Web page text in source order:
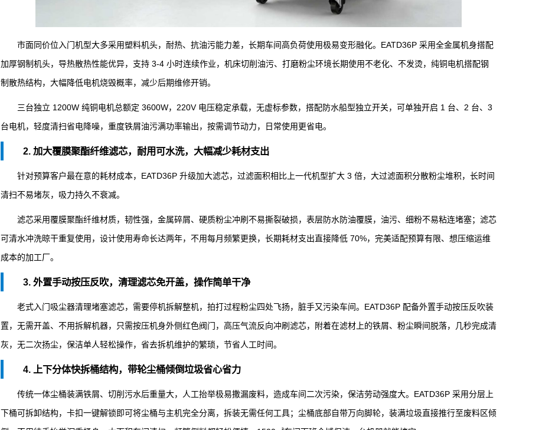
市面同价位入门机型大多采用塑料机头，耐热、抗油污能力差，长期车间高负荷使用极易变形融化。EATD36P 采用全金属机身搭配
加厚钢制机头，导热散热性能优异，支持 3-4 小时连续作业，机床切削油污、打磨粉尘环境长期使用不老化、不发烫，纯铜电机搭配钢
制散热结构，大幅降低电机烧毁概率，减少后期维修开销。
三台独立 1200W 纯铜电机总额定 3600W，220V 电压稳定承载，无虚标参数，搭配防水船型独立开关，可单独开启 1 台、2 台、3
台电机，轻度清扫省电降噪，重度铁屑油污满功率输出，按需调节动力，日常使用更省电。
2. 加大覆膜聚酯纤维滤芯，耐用可水洗，大幅减少耗材支出
针对预算客户最在意的耗材成本，EATD36P 升级加大滤芯，过滤面积相比上一代机型扩大 3 倍，大过滤面积分散粉尘堆积，长时间
清扫不易堵灰，吸力持久不衰减。
滤芯采用覆膜聚酯纤维材质，韧性强，金属碎屑、硬质粉尘冲刷不易撕裂破损，表层防水防油覆膜，油污、细粉不易粘连堵塞；滤芯
可清水冲洗晾干重复使用，设计使用寿命长达两年，不用每月频繁更换，长期耗材支出直接降低 70%，完美适配预算有限、想压缩运维
成本的加工厂。
3. 外置手动按压反吹，清理滤芯免开盖，操作简单干净
老式入门吸尘器清理堵塞滤芯，需要停机拆解整机，拍打过程粉尘四处飞扬，脏手又污染车间。EATD36P 配备外置手动按压反吹装
置，无需开盖、不用拆解机器，只需按压机身外侧红色阀门，高压气流反向冲刷滤芯，附着在滤材上的铁屑、粉尘瞬间脱落，几秒完成清
灰，无二次扬尘，保洁单人轻松操作，省去拆机维护的繁琐，节省人工时间。
4. 上下分体快拆桶结构，带轮尘桶倾倒垃圾省心省力
传统一体尘桶装满铁屑、切削污水后重量大，人工抬举极易撒漏废料，造成车间二次污染，保洁劳动强度大。EATD36P 采用分层上
下桶可拆卸结构，卡扣一键解锁即可将尘桶与主机完全分离，拆装无需任何工具；尘桶底部自带万向脚轮，装满垃圾直接推行至废料区倾